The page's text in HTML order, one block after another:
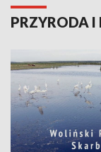
PRZYRODA